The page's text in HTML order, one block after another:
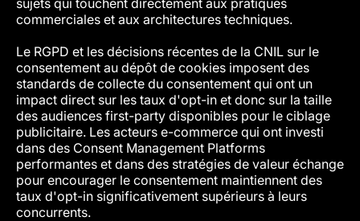
sujets qui touchent directement aux pratiques
commerciales et aux architectures techniques.
Le RGPD et les décisions récentes de la CNIL sur le
consentement au dépôt de cookies imposent des
standards de collecte du consentement qui ont un
impact direct sur les taux d'opt-in et donc sur la taille
des audiences first-party disponibles pour le ciblage
publicitaire. Les acteurs e-commerce qui ont investi
dans des Consent Management Platforms
performantes et dans des stratégies de valeur échange
pour encourager le consentement maintiennent des
taux d'opt-in significativement supérieurs à leurs
concurrents.